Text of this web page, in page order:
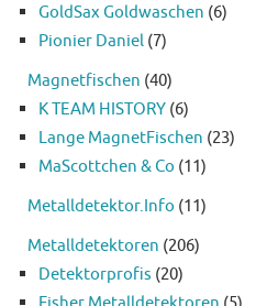
GoldSax Goldwaschen (6)
Pionier Daniel (7)
Magnetfischen (40)
K TEAM HISTORY (6)
Lange MagnetFischen (23)
MaScottchen & Co (11)
Metalldetektor.Info (11)
Metalldetektoren (206)
Detektorprofis (20)